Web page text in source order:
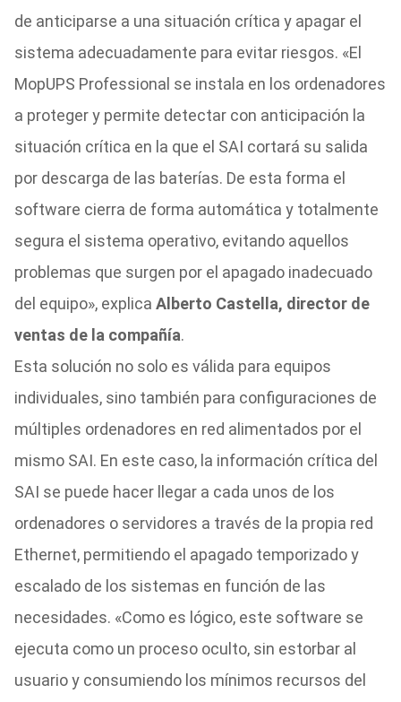
de anticiparse a una situación crítica y apagar el
sistema adecuadamente para evitar riesgos. «El
MopUPS Professional se instala en los ordenadores
a proteger y permite detectar con anticipación la
situación crítica en la que el SAI cortará su salida
por descarga de las baterías. De esta forma el
software cierra de forma automática y totalmente
segura el sistema operativo, evitando aquellos
problemas que surgen por el apagado inadecuado
del equipo», explica Alberto Castella, director de
ventas de la compañía.
Esta solución no solo es válida para equipos
individuales, sino también para configuraciones de
múltiples ordenadores en red alimentados por el
mismo SAI. En este caso, la información crítica del
SAI se puede hacer llegar a cada unos de los
ordenadores o servidores a través de la propia red
Ethernet, permitiendo el apagado temporizado y
escalado de los sistemas en función de las
necesidades. «Como es lógico, este software se
ejecuta como un proceso oculto, sin estorbar al
usuario y consumiendo los mínimos recursos del